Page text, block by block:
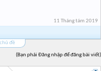
11 Tháng tám 2019
đề
(Bạn phải Đăng nhập để đăng bài viết)